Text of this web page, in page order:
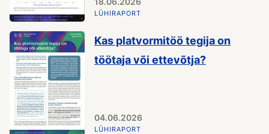
LÜHIRAPORT
Kas platvormitöö tegija on
töötaja või ettevõtja?
04.06.2026
LÜHIRAPORT